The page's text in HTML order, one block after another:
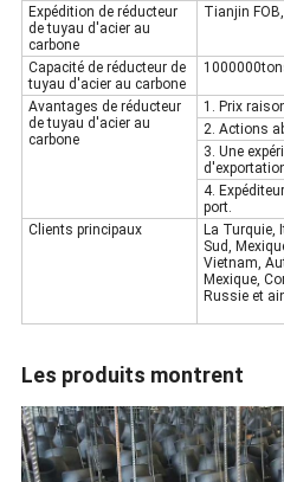
Expédition de réducteur
de tuyau d'acier au
carbone
Tianjin FOB,
Capacité de réducteur de
tuyau d'acier au carbone
Avantages de réducteur
de tuyau d'acier au
carbone
1. Prix
2. Actions
3. Une
4.
port.
Clients principaux
La Turquie,
Sud,
Vietnam,
Mexique,
Russie et
Les produits montrent